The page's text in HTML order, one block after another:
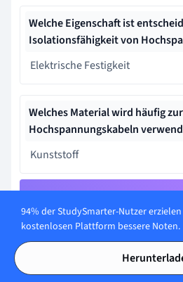
Welche Eigenschaft ist
Isolationsfähigkeit von
Elektrische Festigkeit
Welches Material wird häufig
Hochspannungskabeln
Kunststoff
Lerne schneller
94% der StudySmarter-Nutzer
kostenlosen Plattform bessere Noten.